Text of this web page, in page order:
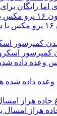
اسکرو
وعده داده
هراز